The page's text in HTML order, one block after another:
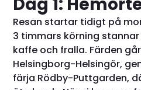
Dag 1:
Resan startar tidigt på
3 timmars körning
kaffe och fralla. Färden
Helsingborg-Helsingör,
färja Rödby-Puttgarden,